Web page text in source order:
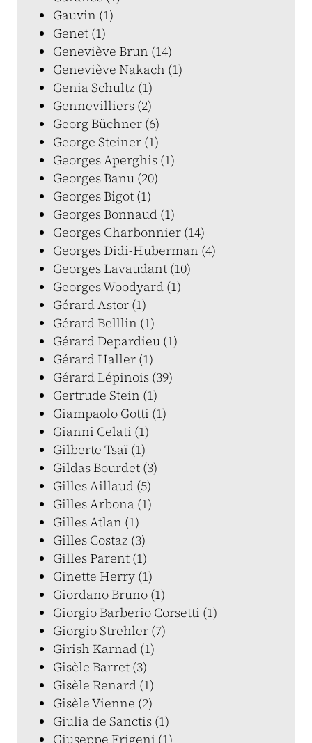
Gauvin (1)
Genet (1)
Geneviève Brun (14)
Geneviève Nakach (1)
Genia Schultz (1)
Gennevilliers (2)
Georg Büchner (6)
George Steiner (1)
Georges Aperghis (1)
Georges Banu (20)
Georges Bigot (1)
Georges Bonnaud (1)
Georges Charbonnier (14)
Georges Didi-Huberman (4)
Georges Lavaudant (10)
Georges Woodyard (1)
Gérard Astor (1)
Gérard Belllin (1)
Gérard Depardieu (1)
Gérard Haller (1)
Gérard Lépinois (39)
Gertrude Stein (1)
Giampaolo Gotti (1)
Gianni Celati (1)
Gilberte Tsaï (1)
Gildas Bourdet (3)
Gilles Aillaud (5)
Gilles Arbona (1)
Gilles Atlan (1)
Gilles Costaz (3)
Gilles Parent (1)
Ginette Herry (1)
Giordano Bruno (1)
Giorgio Barberio Corsetti (1)
Giorgio Strehler (7)
Girish Karnad (1)
Gisèle Barret (3)
Gisèle Renard (1)
Gisèle Vienne (2)
Giulia de Sanctis (1)
Giuseppe Frigeni (1)